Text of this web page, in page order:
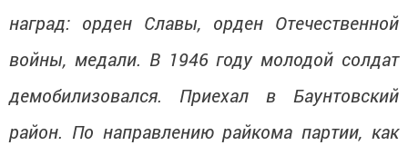
наград: орден Славы, орден Отечественной
войны, медали. В 1946 году молодой солдат
демобилизовался. Приехал в Баунтовский
район. По направлению райкома партии, как